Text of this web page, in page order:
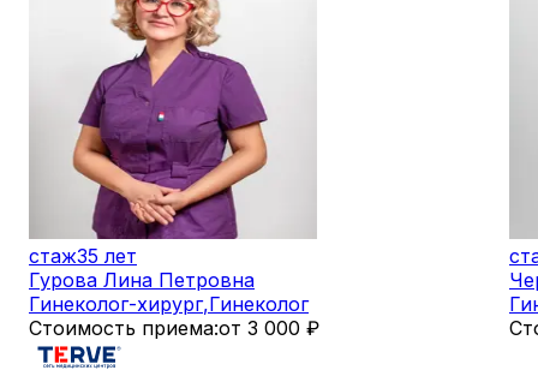
стаж35 лет
Гурова Лина Петровна
Гинеколог-хирург,Гинеколог
Стоимость приема:от 3 000 ₽